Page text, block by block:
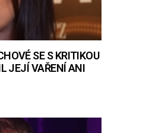
SE S KRITIKOU
JEJÍ VAŘENÍ ANI